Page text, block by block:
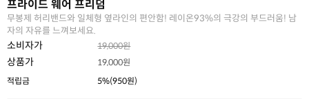
프라이드 웨어 프리덤
무봉제 허리밴드와 일체형 옆라인의 편안함! 레이온93%의 극강의 부드러움! 남
자의 자유를 느껴보세요.
소비자가 19,000원
상품가
19,000원
적립금
5%(950원)